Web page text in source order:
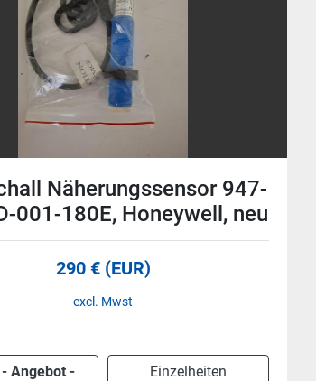
XP-4042,
Honeywell, neu
45 € (EUR)
excl. Mwst
Angebot -
Einzelheiten